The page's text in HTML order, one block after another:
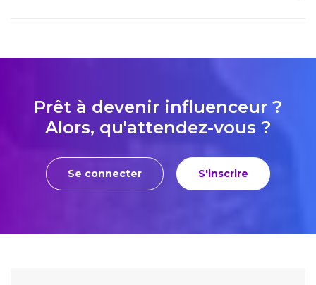
Prêt à devenir influenceur ?
Alors, qu'attendez-vous ?
Se connecter S'inscrire